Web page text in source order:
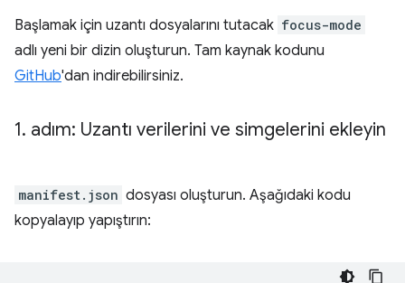
Başlamak için uzantı dosyalarını tutacak focus-mode
adlı yeni bir dizin oluşturun. Tam kaynak kodunu
GitHub'dan indirebilirsiniz.
1. adım: Uzantı verilerini ve simgelerini ekleyin
manifest.json dosyası oluşturun. Aşağıdaki kodu
kopyalayıp yapıştırın: